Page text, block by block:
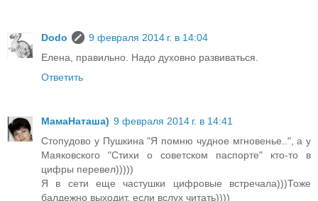
Dodo
9 февраля 2014 г. в 14:04
Елена, правильно. Надо духовно развиваться.
Ответить
МамаНаташа) 9 февраля 2014 г. в 14:41
Стопудово у Пушкина "Я помню чудное мгновенье..", а у
Маяковского "Стихи о советском паспорте" кто-то в
цифры перевел)))))
Я в сети еще частушки цифровые встречала)))Тоже
балдежно выходит, если вслух читать))))